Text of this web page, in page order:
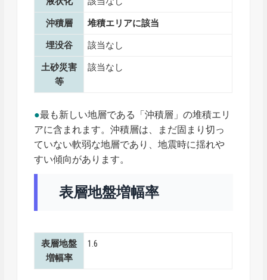
沖積層 堆積エリアに該当
埋没谷 該当なし
土砂災害
等
該当なし
●最も新しい地層である「沖積層」の堆積エリ
アに含まれます。沖積層は、まだ固まり切っ
ていない軟弱な地層であり、地震時に揺れや
すい傾向があります。
表層地盤増幅率
表層地盤
増幅率
1.6